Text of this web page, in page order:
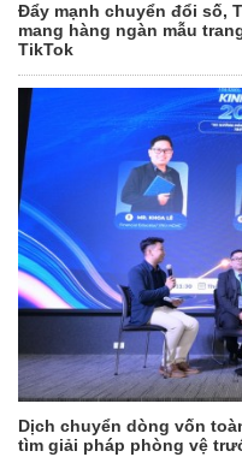
Đẩy mạnh chuyển đổi số,
mang hàng ngàn mẫu
TikTok
Dịch chuyển dòng vốn
tìm giải pháp phòng vệ